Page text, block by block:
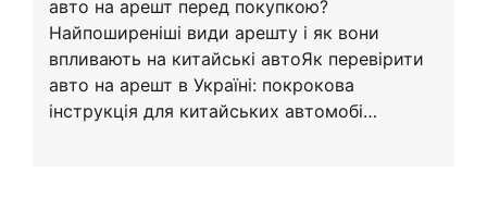
авто на арешт перед покупкою?
Найпоширеніші види арешту і як вони
впливають на китайські автоЯк перевірити
авто на арешт в Україні: покрокова
інструкція для китайських автомобі…